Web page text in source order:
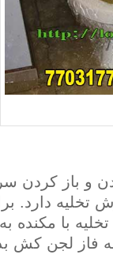
کردن و باز
تخلیه
فاز لجن کش